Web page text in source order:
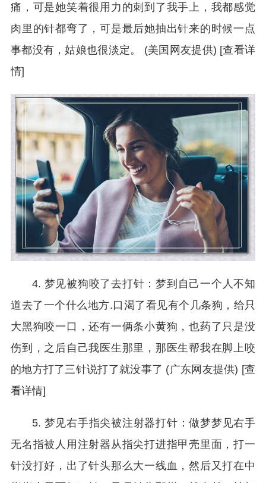
痛，可是她笑着很用力的刺到了我手上，我都感觉
肉里的针都弯了，可是最后她抽出针来的时候一点
事都没有，姑娘也很淡定。 (美国网友提供) [查看详
情]
4. 梦见被狗咬了去打针：梦到自己一个人不知
道去了一个什么地方.口渴了看见有个几条狗，给只
大黑狗咬一口，还有一俩条小黄狗，也药了只是没
伤到，之后自己我医生那里，那医生帮我在脚上咬
的地方打了三针说打了就没事了 (广东网友提供) [查
看详情]
5. 梦见右手指尖被注射器打针：做梦梦见右手
无名指被人用注射器从指尖打进指甲壳里面，打一
针没打好，出了针头那么大一线血，然后又打在中